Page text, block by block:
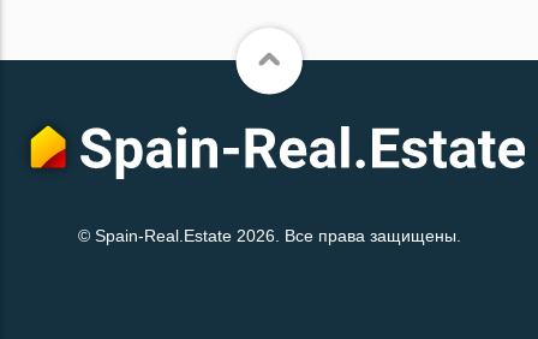
© Spain-Real.Estate 2026. Все права защищены.